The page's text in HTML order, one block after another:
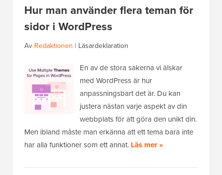
Hur man använder flera teman för
sidor i WordPress
Av Redaktionen | Läsardeklaration
En av de stora sakerna vi älskar
med WordPress är hur
anpassningsbart det är. Du kan
justera nästan varje aspekt av din
webbplats för att göra den unikt din.
Men ibland måste man erkänna att ett tema bara inte
har alla funktioner som ett annat. Läs mer »